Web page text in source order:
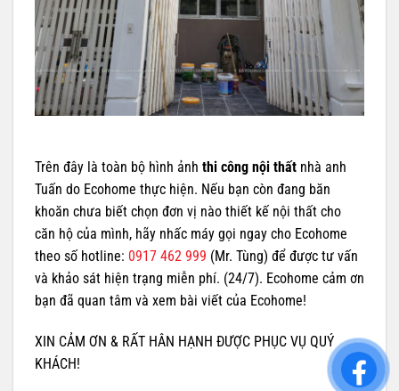
Trên đây là toàn bộ hình ảnh thi công nội thất nhà anh
Tuấn do Ecohome thực hiện. Nếu bạn còn đang băn
khoăn chưa biết chọn đơn vị nào thiết kế nội thất cho
căn hộ của mình, hãy nhấc máy gọi ngay cho Ecohome
theo số hotline: 0917 462 999 (Mr. Tùng) để được tư vấn
và khảo sát hiện trạng miễn phí. (24/7). Ecohome cảm ơn
bạn đã quan tâm và xem bài viết của Ecohome!
XIN CẢM ƠN & RẤT HÂN HẠNH ĐƯỢC PHỤC VỤ QUÝ
KHÁCH!